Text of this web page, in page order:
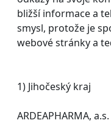
bližší informace a
smysl, protože je
webové stránky a
1) Jihočeský kraj
ARDEAPHARMA, a.s.